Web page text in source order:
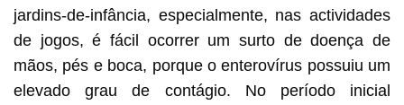
jardins-de-infância, especialmente, nas actividades
de jogos, é fácil ocorrer um surto de doença de
mãos, pés e boca, porque o enterovírus possuiu um
elevado grau de contágio. No período inicial